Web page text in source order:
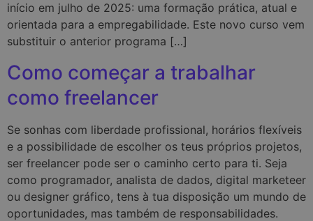
início em julho de 2025: uma formação prática, atual e
orientada para a empregabilidade. Este novo curso vem
substituir o anterior programa […]
Como começar a trabalhar
como freelancer
Se sonhas com liberdade profissional, horários flexíveis
e a possibilidade de escolher os teus próprios projetos,
ser freelancer pode ser o caminho certo para ti. Seja
como programador, analista de dados, digital marketeer
ou designer gráfico, tens à tua disposição um mundo de
oportunidades, mas também de responsabilidades.